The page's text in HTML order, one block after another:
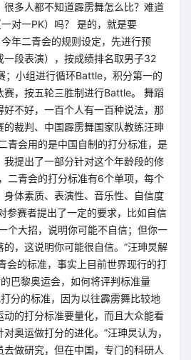
多人都不知道霹雳舞怎么比？难道
对一PK）吗？ 是的，就是要
年二青会的规则设定，先进行预
一段表演），按成绩排名取男子32
；小组进行循环Battle，积分第一的
赛，按五轮三胜制进行Battle。 舞蹈
不好，一百个人有一百种说法，那
裁判、中国霹雳舞国家队教练汪珅
青会用的是中国自制的打分标准，是
我提出了一部分针对这个年龄段的修
二青会的打分标准有6个单项，每个
身体素质、表演性、音乐性、自信度
参赛者提出了一定的要求，比如自信
个大招，说明你可能不自信；但你一
的，这说明你可能很自信。”汪珅炅解
会的标准，事实上目前世界现行的打
巴黎奥运会，如何将评判标准量
分的标准，因为以往霹雳舞比较地
的打分标准要量化，而且大众能看
奥运做打分的进化。”汪珅炅认为，
做研究，但在中国，专门的科研人